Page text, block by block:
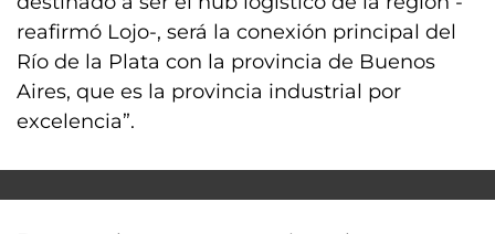
reafirmó Lojo-, será la conexión principal del
Río de la Plata con la provincia de Buenos
Aires, que es la provincia industrial por
excelencia”.